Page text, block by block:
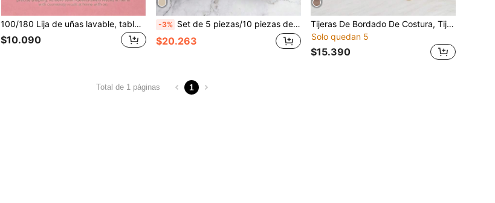
100/180 Lija de uñas lavable, tablas de lijado doble cara de formas múltiples, limas para dar forma y pulir las uñas, adecuadas para acrílico, esmalte de gel y uñas naturales, herramientas de manicura de calidad de salón
$10.090
-3% Set de 5 piezas/10 piezas de tazas y cucharas medidoras apilables, incluye taza medidora grande y pequeñas cucharas medidoras con marcas, herramientas de cocina y repostería
$20.263
Tijeras De Bordado De Costura, Tijeras Afiladas De Punta Puntiaguda De Acero Inoxidable Vintage Para Manualidades, Arte, Costura, Herramientas De Bricolaje, Cortadoras De Hilo Que No Se Oxidan
Solo quedan 5
$15.390
Total de 1 páginas 1